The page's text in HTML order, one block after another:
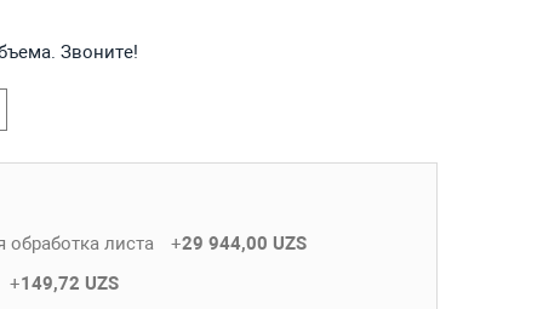
Звоните!
обработка листа +29 944,00 UZS
+149,72 UZS